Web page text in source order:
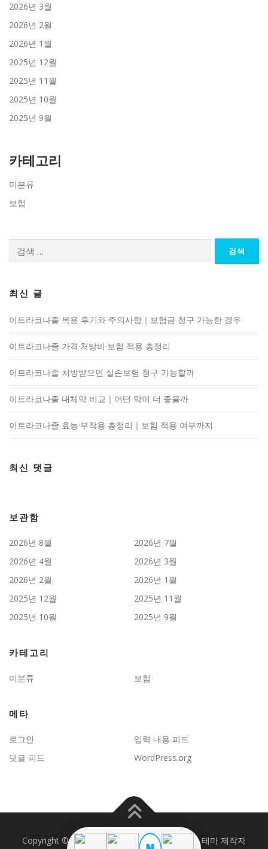
2026년 3월
2026년 2월
2026년 1월
2025년 12월
2025년 11월
2025년 10월
2025년 9월
카테고리
미분류
보험
최신 글
이트라코나졸 복용 후기와 주의사항｜보험금 청구 가능한 경우
이트라코나졸 가격·처방비·보험 적용 총정리
이트라코나졸 처방받으면 실손보험 청구 가능할까
이트라코나졸 대체약 비교｜어떤 약이 더 좋을까
이트라코나졸 효능·부작용 총정리｜보험 적용 여부까지
최신 댓글
보관함
2026년 8월
2026년 7월
2026년 4월
2026년 3월
2026년 2월
2026년 1월
2025년 12월
2025년 11월
2025년 10월
2025년 9월
카테고리
미분류 보험
메타
로그인
입력 내용 피드
댓글 피드
WordPress.org
Copyright © 2026 JD보험문제연구 – OnePress테마 제작자